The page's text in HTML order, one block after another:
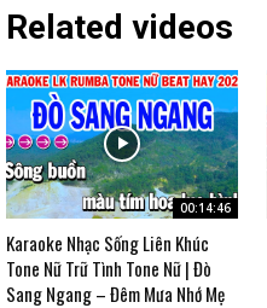
Related videos
00:14:46
Karaoke Nhạc Sống Liên Khúc
Tone Nữ Trữ Tình Tone Nữ | Đò
Sang Ngang – Đêm Mưa Nhớ Mẹ